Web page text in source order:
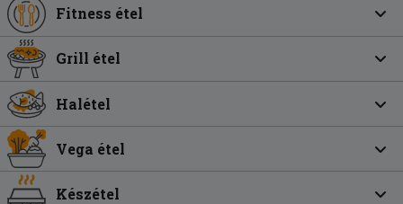
Fitness étel
Grill étel
Halétel
Vega étel
Készétel